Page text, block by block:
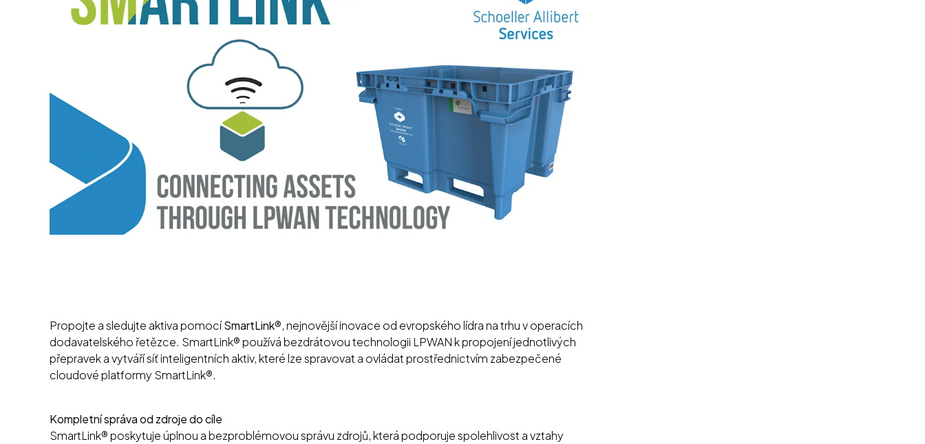
Propojte a sledujte aktiva pomocíSmartLink®, nejnovější inovace od evropského lídra na trhu v operacích
dodavatelského řetězce. SmartLink® používá bezdrátovou technologii LPWAN k propojení jednotlivých
přepravek a vytváří síť inteligentních aktiv, které lze spravovat a ovládat prostřednictvím zabezpečené
cloudové platformy SmartLink®.
Kompletní správa od zdroje do cíle
SmartLink® poskytuje úplnou a bezproblémovou správu zdrojů, která podporuje spolehlivost a vztahy